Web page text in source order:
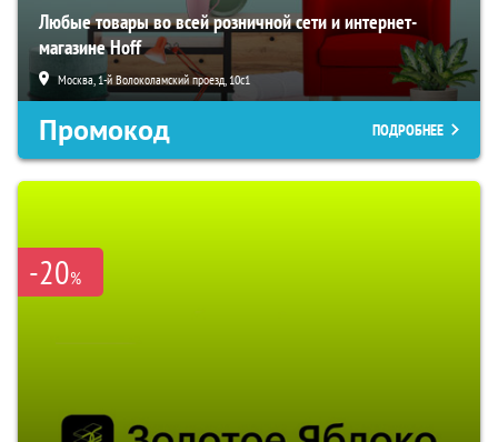
Любые товары во всей розничной сети и интернет-
магазине Hoff
Москва, 1-й Волоколамский проезд, 10с1
Промокод ПОДРОБНЕЕ
-20%